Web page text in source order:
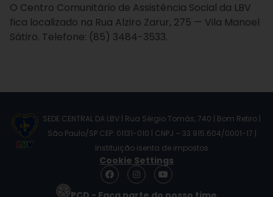
O Centro Comunitário de Assistência Social da LBV
fica localizado na Rua Alziro Zarur, 275 — Vila Manoel
Sátiro. Telefone: (85) 3484-3533.
SEDE CENTRAL DA LBV | Rua Sérgio Tomás, 740 | Bom Retiro |
São Paulo/SP CEP: 01131-010 | CNPJ – 33.915.604/0001-17 |
Instituição isenta de impostos
Cookie Settings
F
a
I
n
s
Y
o